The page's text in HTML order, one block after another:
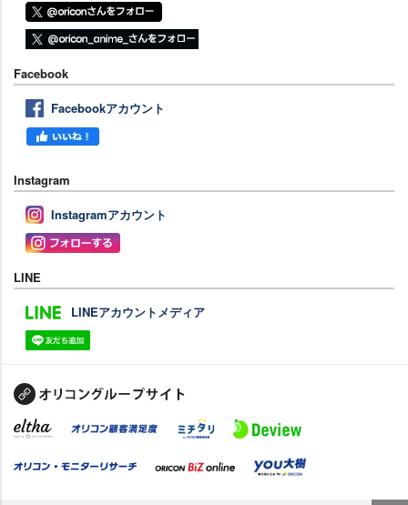
Facebook
Facebookアカウント
Instagram
Instagramアカウント
LINE
LINEアカウントメディア